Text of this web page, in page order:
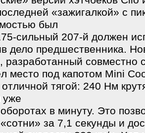
«зажигалкой» с
был
сильный 207-й должен
дело предшественника.
разработанный совместно
место под капотом Mini
тягой: 240 Нм
уже
в минуту. Это
за 7,1 секунды и